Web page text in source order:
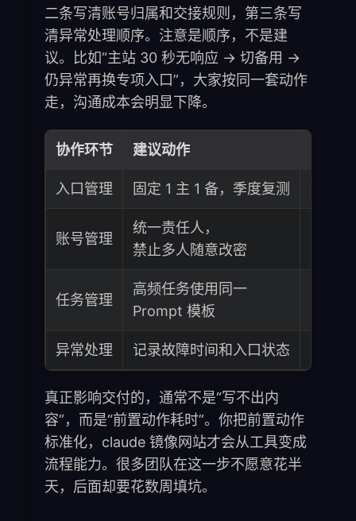
二条写清账号归属和交接规则，第三条写
清异常处理顺序。注意是顺序，不是建
议。比如“主站 30 秒无响应 -> 切备用 ->
仍异常再换专项入口”，大家按同一套动作
走，沟通成本会明显下降。
协作环节 建议动作
入口管理 固定 1 主 1 备，季度复测 避免
账号管理
统一责任人，
禁止多人随意改密
任务管理
高频任务使用同一
Prompt 模板
异常处理 记录故障时间和入口状态 便于
真正影响交付的，通常不是“写不出内
容”，而是“前置动作耗时”。你把前置动作
标准化，claude 镜像网站才会从工具变成
流程能力。很多团队在这一步不愿意花半
天，后面却要花数周填坑。